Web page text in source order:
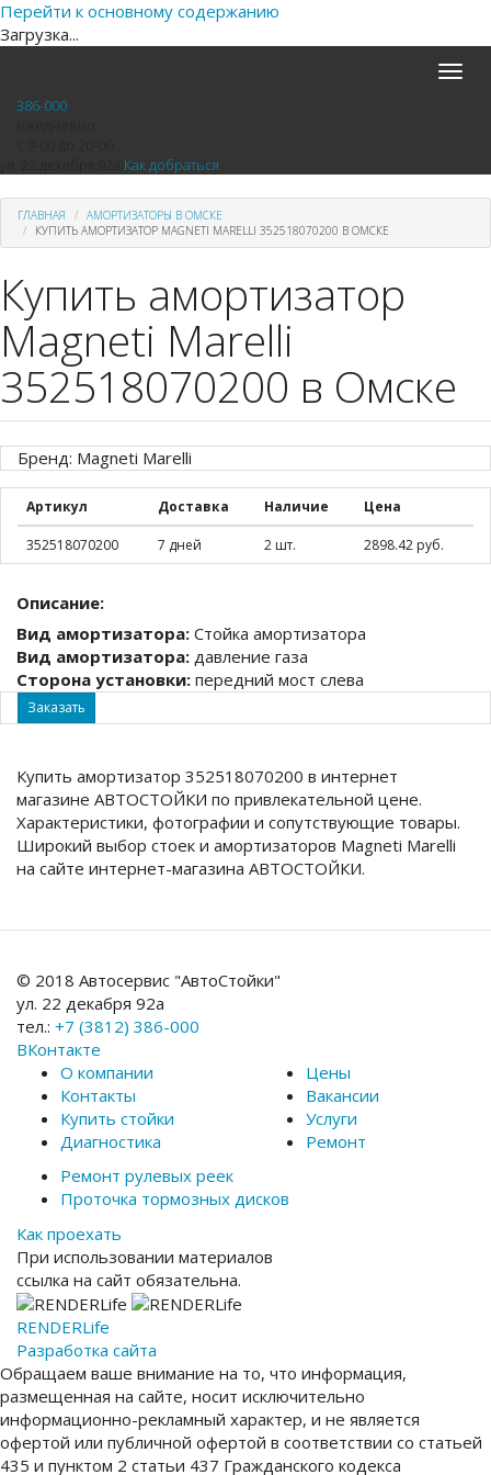
Перейти к основному содержанию
Загрузка...
Toggle
386-000
Как добраться
ГЛАВНАЯ
АМОРТИЗАТОРЫ В ОМСКЕ
КУПИТЬ АМОРТИЗАТОР MAGNETI MARELLI 352518070200 В ОМСКЕ
Купить амортизатор
Magneti Marelli
352518070200 в Омске
Бренд: Magneti Marelli
Артикул Доставка Наличие Цена
352518070200 7 дней 2 шт. 2898.42 руб.
Описание:
Вид амортизатора: Стойка амортизатора
Вид амортизатора: давление газа
Сторона установки: передний мост слева
Заказать
Купить амортизатор 352518070200 в интернет
магазине АВТОСТОЙКИ по привлекательной цене.
Характеристики, фотографии и сопутствующие товары.
Широкий выбор стоек и амортизаторов Magneti Marelli
на сайте интернет-магазина АВТОСТОЙКИ.
© 2018 Автосервис "АвтоСтойки"
ул. 22 декабря 92а
тел.: +7 (3812) 386-000
ВКонтакте
О компании
Контакты
Купить стойки
Диагностика
Цены
Вакансии
Услуги
Ремонт
Ремонт рулевых реек
Проточка тормозных дисков
Как проехать
При использовании материалов
ссылка на сайт обязательна.
RENDERLife
Разработка сайта
Обращаем ваше внимание на то, что информация,
размещенная на сайте, носит исключительно
информационно-рекламный характер, и не является
офертой или публичной офертой в соответствии со статьей
435 и пунктом 2 статьи 437 Гражданского кодекса